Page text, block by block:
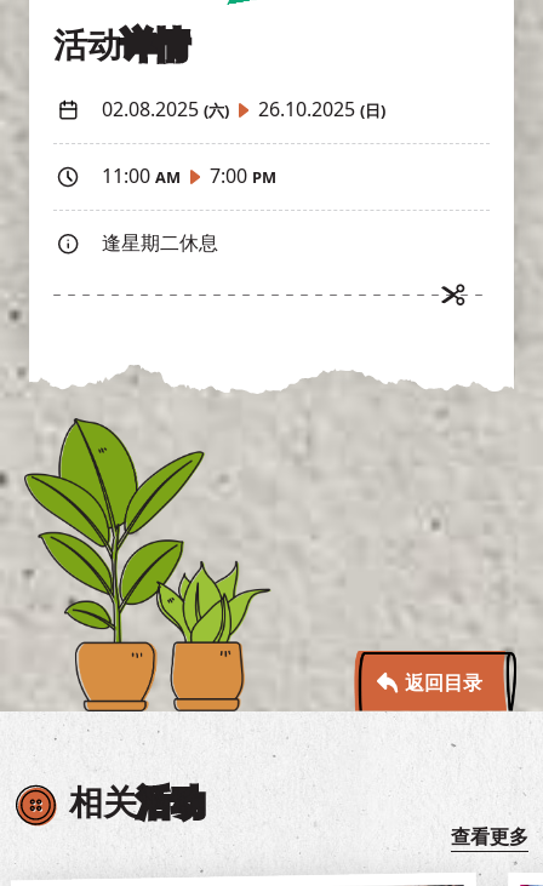
活动详情
02.08.2025 (六) 26.10.2025 (日)
11:00 AM 7:00 PM
逢星期二休息
返回目录
相关活动
查看更多